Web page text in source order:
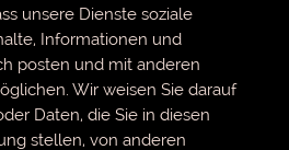
unsere Dienste soziale
Informationen und
posten und mit anderen
Wir weisen Sie darauf
Daten, die Sie in diesen
stellen, von anderen